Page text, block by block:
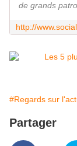
de grands
#Regards sur
Partager